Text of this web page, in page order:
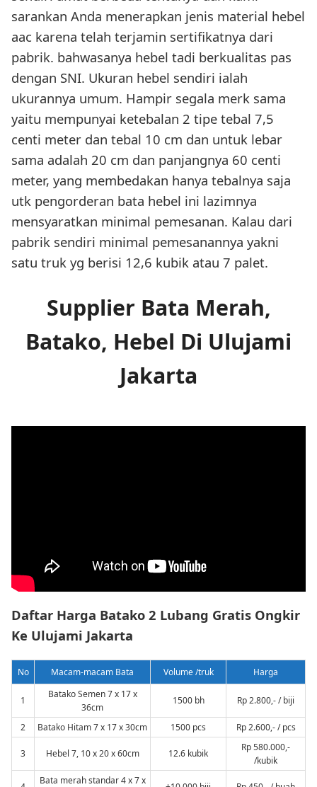
sarankan Anda menerapkan jenis material hebel
aac karena telah terjamin sertifikatnya dari
pabrik. bahwasanya hebel tadi berkualitas pas
dengan SNI. Ukuran hebel sendiri ialah
ukurannya umum. Hampir segala merk sama
yaitu mempunyai ketebalan 2 tipe tebal 7,5
centi meter dan tebal 10 cm dan untuk lebar
sama adalah 20 cm dan panjangnya 60 centi
meter, yang membedakan hanya tebalnya saja
utk pengorderan bata hebel ini lazimnya
mensyaratkan minimal pemesanan. Kalau dari
pabrik sendiri minimal pemesanannya yakni
satu truk yg berisi 12,6 kubik atau 7 palet.
Supplier Bata Merah,
Batako, Hebel Di Ulujami
Jakarta
Daftar Harga Batako 2 Lubang Gratis Ongkir
Ke Ulujami Jakarta
No Macam-macam Bata Volume /truk Harga
1
Batako Semen 7 x 17 x
36cm
1500 bh Rp 2.800,- / biji
2 Batako Hitam 7 x 17 x 30cm 1500 pcs Rp 2.600,- / pcs
3 Hebel 7, 10 x 20 x 60cm 12.6 kubik
Rp 580.000,-
/kubik
Bata merah standar 4 x 7 x